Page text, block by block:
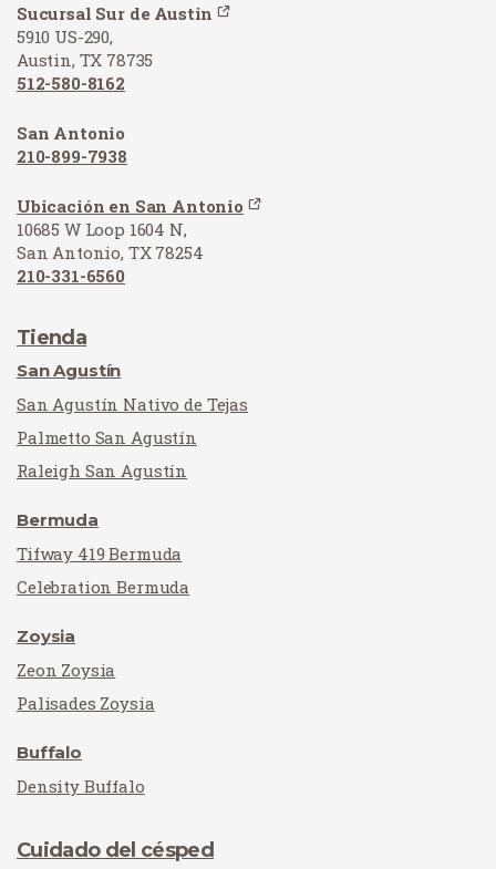
Sucursal Sur de Austin
5910 US-290,
Austin, TX 78735
512-580-8162
San Antonio
210-899-7938
Ubicación en San Antonio
10685 W Loop 1604 N,
San Antonio, TX 78254
210-331-6560
Tienda
San Agustín
San Agustín Nativo de Tejas
Palmetto San Agustín
Raleigh San Agustín
Bermuda
Tifway 419 Bermuda
Celebration Bermuda
Zoysia
Zeon Zoysia
Palisades Zoysia
Buffalo
Density Buffalo
Cuidado del césped